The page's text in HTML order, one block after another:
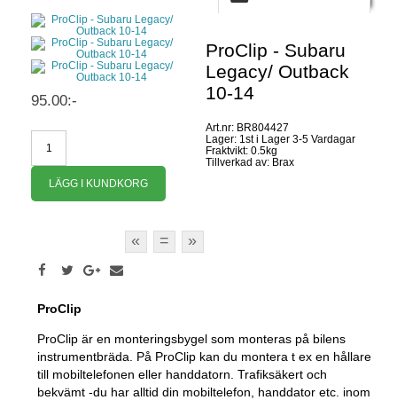
ProClip - Subaru
Legacy/ Outback
10-14
Art.nr: BR804427
Lager: 1st i Lager 3-5 Vardagar
Fraktvikt: 0.5kg
Tillverkad av: Brax
95.00:-
« = »
ProClip
ProClip är en monteringsbygel som monteras på bilens
instrumentbräda. På ProClip kan du montera t ex en hållare
till mobiltelefonen eller handdatorn. Trafiksäkert och
bekvämt -du har alltid din mobiltelefon, handdator etc. inom